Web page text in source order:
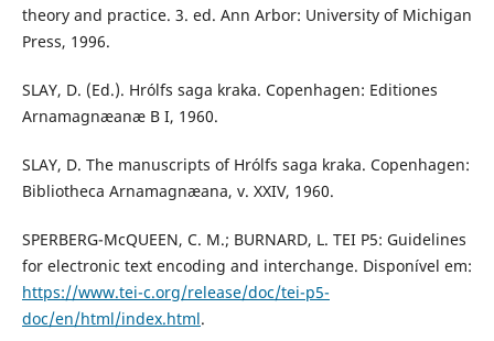
theory and practice. 3. ed. Ann Arbor: University of Michigan
Press, 1996.
SLAY, D. (Ed.). Hrólfs saga kraka. Copenhagen: Editiones
Arnamagnæanæ B I, 1960.
SLAY, D. The manuscripts of Hrólfs saga kraka. Copenhagen:
Bibliotheca Arnamagnæana, v. XXIV, 1960.
SPERBERG-McQUEEN, C. M.; BURNARD, L. TEI P5: Guidelines
for electronic text encoding and interchange. Disponível em:
https://www.tei-c.org/release/doc/tei-p5-
doc/en/html/index.html.